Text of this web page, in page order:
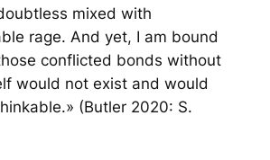
mixed with
rage. And yet, I am bound
conflicted bonds without
would not exist and would
(Butler 2020: S.